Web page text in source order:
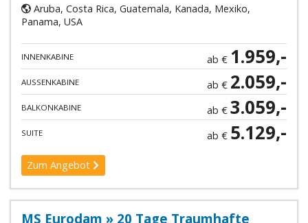
Aruba, Costa Rica, Guatemala, Kanada, Mexiko,
Panama, USA
INNENKABINE ab € 1.959,-
AUSSENKABINE ab € 2.059,-
BALKONKABINE ab €3.059,-
SUITE ab € 5.129,-
Zum Angebot
MS Eurodam » 20 Tage Traumhafte